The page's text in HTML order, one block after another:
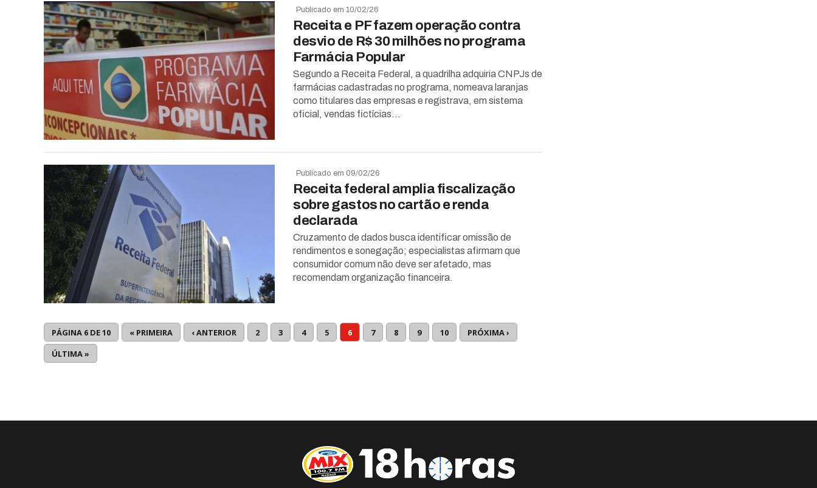
Publicado em 10/02/26
Receita e PF fazem operação contra
desvio de R$ 30 milhões no programa
Farmácia Popular
Segundo a Receita Federal, a quadrilha adquiria CNPJs de
farmácias cadastradas no programa, nomeava laranjas
como titulares das empresas e registrava, em sistema
oficial, vendas fictícias...
Publicado em 09/02/26
Receita federal amplia fiscalização
sobre gastos no cartão e renda
declarada
Cruzamento de dados busca identificar omissão de
rendimentos e sonegação; especialistas afirmam que
consumidor comum não deve ser afetado, mas
recomendam organização financeira.
PÁGINA 6 DE 10 « PRIMEIRA ‹ ANTERIOR 2 3 4 5 6 7 8 9 10
PRÓXIMA ›
ÚLTIMA »